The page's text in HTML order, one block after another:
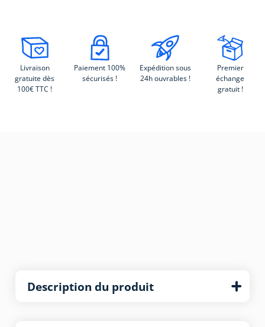
Livraison
gratuite dès
100€ TTC !
Paiement 100%
sécurisés !
Expédition sous
24h ouvrables !
Premier
échange
gratuit !
Description du produit